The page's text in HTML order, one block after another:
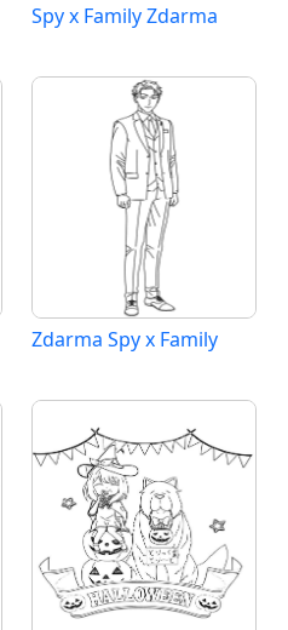
Spy x Family Zdarma
Zdarma Spy x Family